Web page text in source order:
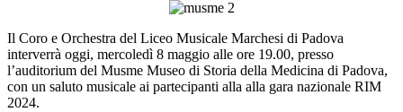
Il Coro e Orchestra del Liceo Musicale Marchesi di Padova
interverrà oggi, mercoledì 8 maggio alle ore 19.00, presso
l’auditorium del Musme Museo di Storia della Medicina di Padova,
con un saluto musicale ai partecipanti alla alla gara nazionale RIM
2024.